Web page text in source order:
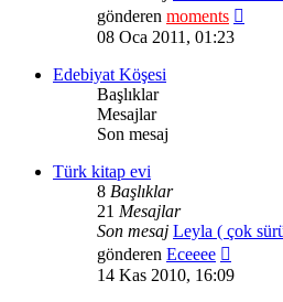
gönderen moments
08 Oca 2011, 01:23
Edebiyat Köşesi
Başlıklar
Mesajlar
Son mesaj
Türk kitap evi
8 Başlıklar
21 Mesajlar
Son mesaj Leyla ( çok
gönderen Eceeee
mesajı
14 Kas 2010, 16:09